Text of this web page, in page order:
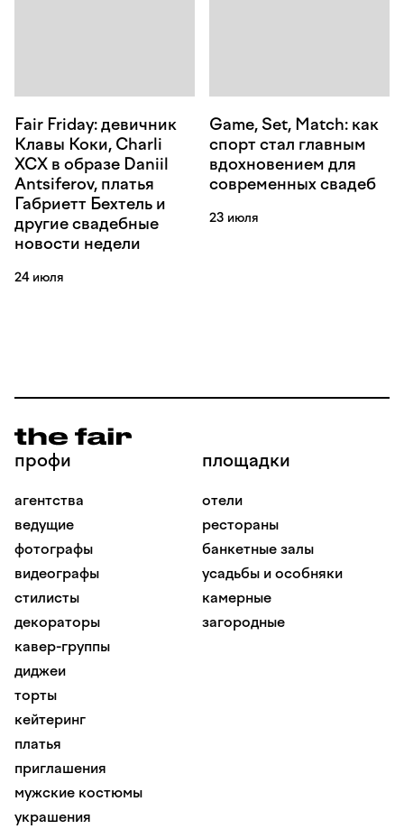
Fair Friday: девичник
Клавы Коки, Charli
XCX в образе Daniil
Antsiferov, платья
Габриетт Бехтель и
другие свадебные
новости недели
24 июля
Game, Set, Match: как
спорт стал главным
вдохновением для
современных свадеб
23 июля
профи
агентства
ведущие
фотографы
видеографы
стилисты
декораторы
кавер-группы
диджеи
торты
кейтеринг
платья
приглашения
мужские костюмы
украшения
площадки
отели
рестораны
банкетные залы
усадьбы и особняки
камерные
загородные